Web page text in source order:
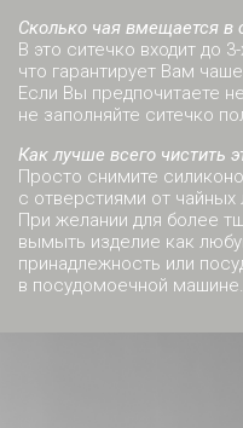
Сколько чая вмещается в
В это ситечко входит до
что гарантирует Вам
Если Вы предпочитаете
не заполняйте ситечко
Как лучше всего чистить
Просто снимите
с отверстиями от чайных
При желании для более
вымыть изделие как
принадлежность или
в посудомоечной машине.